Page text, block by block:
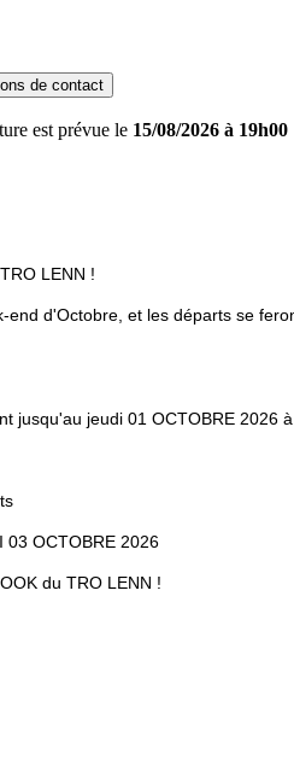
de contact
est prévue le 15/08/2026 à 19h00
LENN !
d'Octobre, et les départs se
jeudi 01 OCTOBRE 2026
03 OCTOBRE 2026
du TRO LENN !